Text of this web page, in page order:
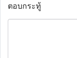
ตอบกระทู้